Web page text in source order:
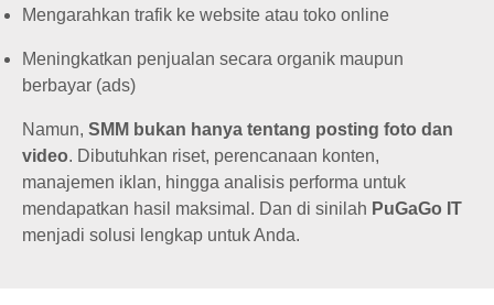
Mengarahkan trafik ke website atau toko online
Meningkatkan penjualan secara organik maupun
berbayar (ads)
Namun, SMM bukan hanya tentang posting foto dan
video. Dibutuhkan riset, perencanaan konten,
manajemen iklan, hingga analisis performa untuk
mendapatkan hasil maksimal. Dan di sinilah PuGaGo IT
menjadi solusi lengkap untuk Anda.